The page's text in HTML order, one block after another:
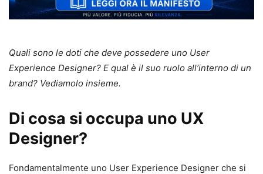
Quali sono le doti che deve possedere uno User
Experience Designer? E qual è il suo ruolo all’interno di un
brand? Vediamolo insieme.
Di cosa si occupa uno UX
Designer?
Fondamentalmente uno User Experience Designer che si